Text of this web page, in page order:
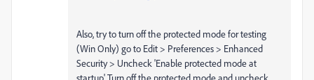
Also, try to turn off the protected mode for testing
(Win Only) go to Edit > Preferences > Enhanced
Security > Uncheck 'Enable protected mode at
startup' Turn off the protected mode and uncheck